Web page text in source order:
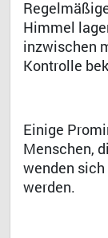
Himmel
inzwischen
Kontrolle
Einige
Menschen,
wenden
werden.